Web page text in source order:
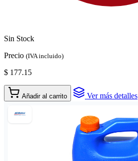
Sin Stock
Precio (IVA incluido)
$ 177.15
Añadir al carrito Ver más detalles